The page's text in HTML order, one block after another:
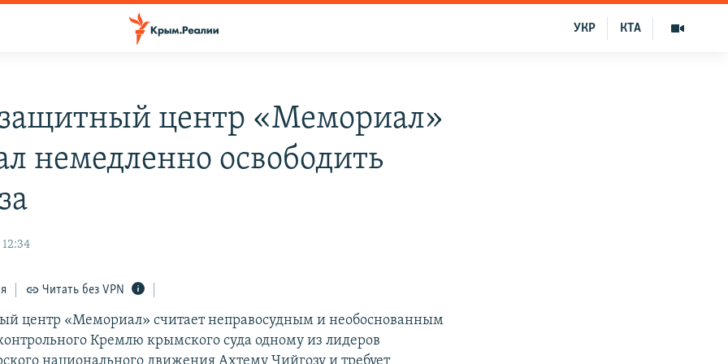
КТА
УКР
центр «Мемориал»
немедленно освободить
Читать без VPN
центр «Мемориал» считает неправосудным и необоснованным
Кремлю крымского суда одному из лидеров